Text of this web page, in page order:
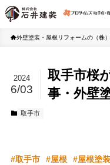
外壁塗装・屋根リフォームの（株
取手市桜
事・外壁
2024
6/03
取手市
取手市 屋根 屋根塗装